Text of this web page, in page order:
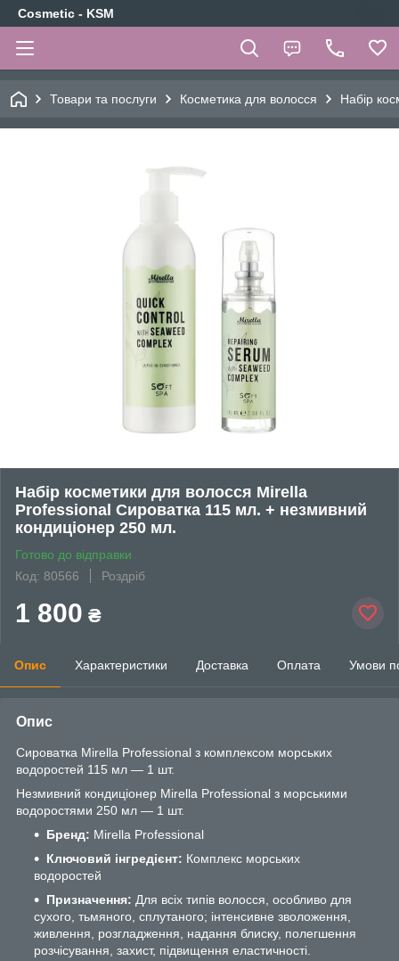
Cosmetic - KSM
Товари та послуги Косметика для волосся Набір
Набір косметики для волосся Mirella
Professional Сироватка 115 мл. + незмивний
кондиціонер 250 мл.
Готово до відправки
Код: 80566
Роздріб
1 800 ₴
Опис Характеристики Доставка Оплата Умови
Опис
Сироватка Mirella Professional з комплексом морських
водоростей 115 мл — 1 шт.
Незмивний кондиціонер Mirella Professional з морськими
водоростями 250 мл — 1 шт.
Бренд: Mirella Professional
Ключовий інгредієнт: Комплекс морських
водоростей
Призначення: Для всіх типів волосся, особливо для
сухого, тьмяного, сплутаного; інтенсивне зволоження,
живлення, розгладження, надання блиску, полегшення
розчісування, захист, підвищення еластичності.